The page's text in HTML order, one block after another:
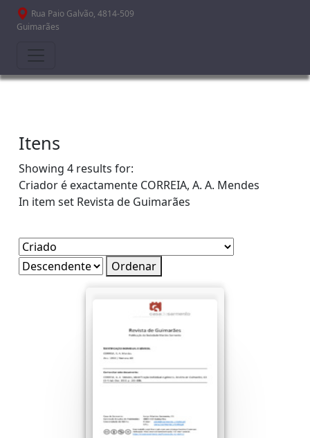
Passar para o conteúdo principal
Rua Paio Galvão, 4814-509
Guimarães
Itens
Showing 4 results for:
Criador é exactamente CORREIA, A. A. Mendes
In item set Revista de Guimarães
Ordenar